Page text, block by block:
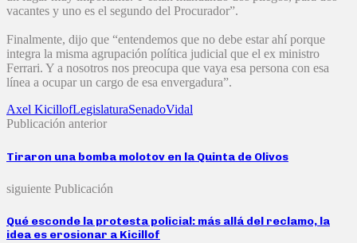
vacantes y uno es el segundo del Procurador”.
Finalmente, dijo que “entendemos que no debe estar ahí porque
integra la misma agrupación política judicial que el ex ministro
Ferrari. Y a nosotros nos preocupa que vaya esa persona con esa
línea a ocupar un cargo de esa envergadura”.
Axel KicillofLegislaturaSenadoVidal
Publicación anterior
Tiraron una bomba molotov en la Quinta de Olivos
siguiente Publicación
Qué esconde la protesta policial: más allá del reclamo, la
idea es erosionar a Kicillof